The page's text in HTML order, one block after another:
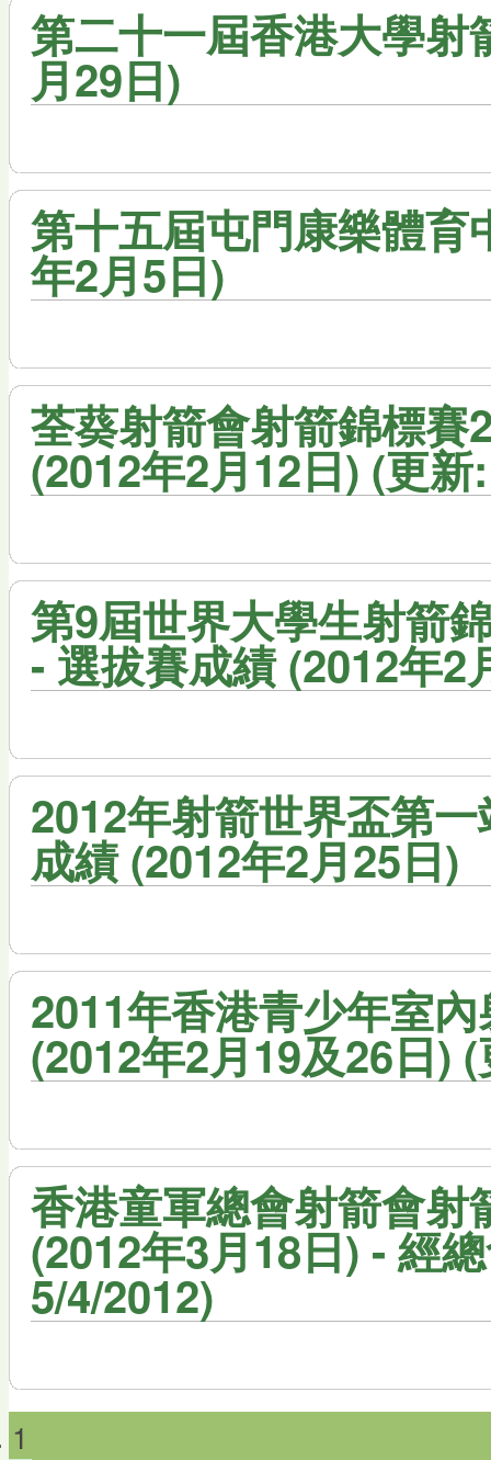
第二十一屆香港大學射
月29日)
第十五屆屯門康樂體育
年2月5日)
荃葵射箭會射箭錦標賽
(2012年2月12日) (更
第9屆世界大學生射箭
- 選拔賽成績 (2012年2
2012年射箭世界盃第
成績 (2012年2月25日)
2011年香港青少年室
(2012年2月19及26日)
香港童軍總會射箭會射
(2012年3月18日) - 經
5/4/2012)
1